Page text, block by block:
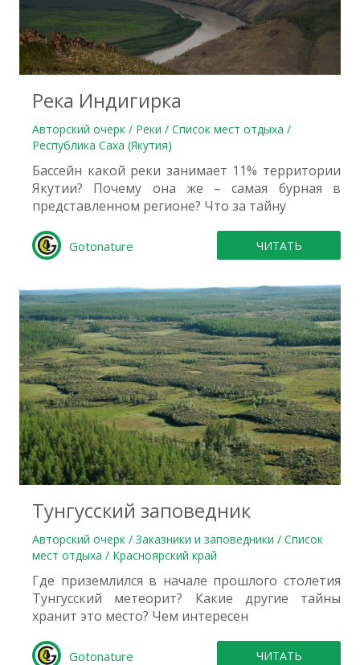
Река Индигирка
Авторский очерк / Реки / Список мест отдыха /
Республика Саха (Якутия)
Бассейн какой реки занимает 11% территории
Якутии? Почему она же – самая бурная в
представленном регионе? Что за тайну
Gotonature ЧИТАТЬ
0
Тунгусский заповедник
Авторский очерк / Заказники и заповедники / Список
мест отдыха / Красноярский край
Где приземлился в начале прошлого столетия
Тунгусский метеорит? Какие другие тайны
хранит это место? Чем интересен
Gotonature ЧИТАТЬ